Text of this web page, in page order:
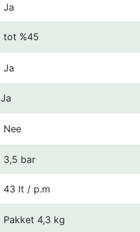
Ja
tot %45
Ja
Ja
Nee
3,5 bar
43 lt / p.m
Pakket 4,3 kg